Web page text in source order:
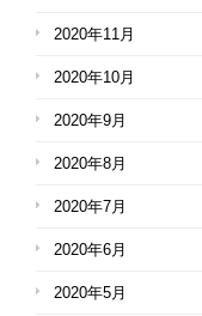
2020年11月
2020年10月
2020年9月
2020年8月
2020年7月
2020年6月
2020年5月